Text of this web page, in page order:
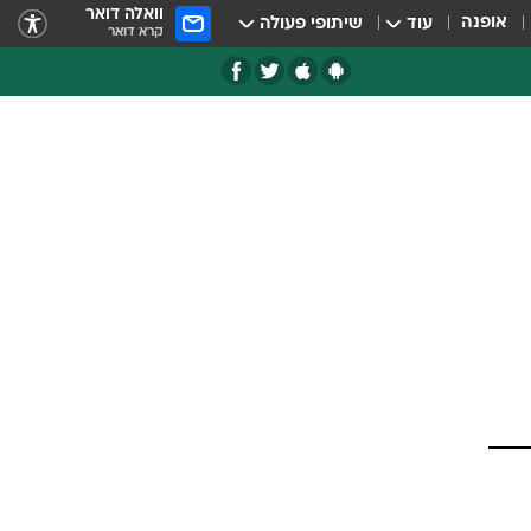
אופנה עוד שיתופי פעולה וואלה דואר
קרא דואר